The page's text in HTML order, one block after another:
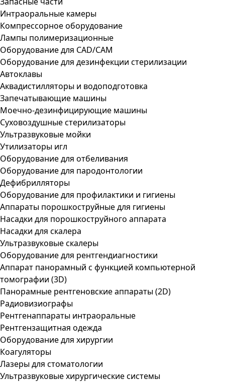
Интраоральные камеры
Компрессорное оборудование
Лампы полимеризационные
Оборудование для CAD/CAM
Оборудование для дезинфекции стерилизации
Автоклавы
Аквадистилляторы и водоподготовка
Запечатывающие машины
Моечно-дезинфицирующие машины
Суховоздушные стерилизаторы
Ультразвуковые мойки
Утилизаторы игл
Оборудование для отбеливания
Оборудование для пародонтологии
Дефибрилляторы
Оборудование для профилактики и гигиены
Аппараты порошкоструйные для гигиены
Насадки для порошкоструйного аппарата
Насадки для скалера
Ультразвуковые скалеры
Оборудование для рентгендиагностики
Аппарат панорамный с функцией компьютерной
томографии (3D)
Панорамные рентгеновские аппараты (2D)
Радиовизиографы
Рентгенаппараты интраоральные
Рентгензащитная одежда
Оборудование для хирургии
Коагуляторы
Лазеры для стоматологии
Ультразвуковые хирургические системы